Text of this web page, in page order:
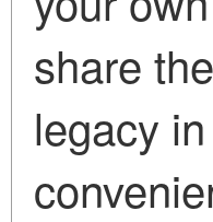
share
legacy